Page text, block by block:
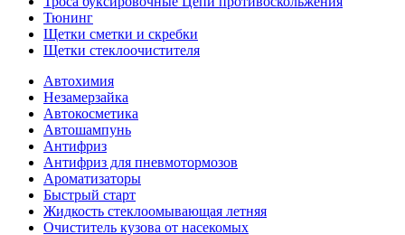
Тюнинг
Щетки сметки и скребки
Щетки стеклоочистителя
Автохимия
Незамерзайка
Автокосметика
Автошампунь
Антифриз
Антифриз для пневмотормозов
Ароматизаторы
Быстрый старт
Жидкость стеклоомывающая летняя
Очиститель кузова от насекомых